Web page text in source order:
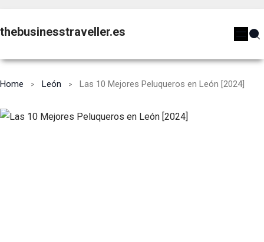
thebusinesstraveller.es
Home León Las 10 Mejores Peluqueros en León [2024]